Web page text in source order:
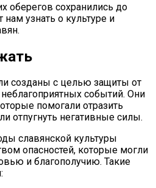
оберегов сохранились до
узнать о культуре и
созданы с целью защиты от
событий. Они
помогали отразить
отпугнуть негативные силы.
славянской культуры
опасностей, которые могли
и благополучию. Такие